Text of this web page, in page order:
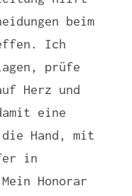
beim
Ich
prüfe
Herz und
eine
Hand, mit
in
Honorar